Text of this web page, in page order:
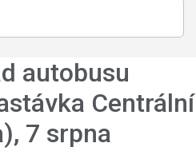
autobusu
Centrální
, 7 srpna